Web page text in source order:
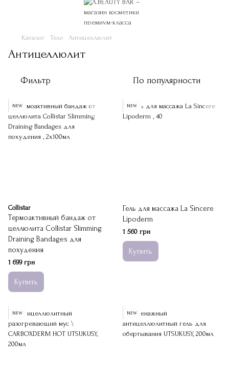
Каталог Тело Антицеллюлит
Антицеллюлит
Фильтр По популярности
NEW
Collistar
Термоактивный бандаж от
целлюлита Collistar Slimming
Draining Bandages для
похудения
1 699 грн
Купить
NEW
Гель для массажа La Sincere
Lipoderm
1 560 грн
Купить
NEW NEW